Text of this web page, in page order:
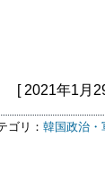
[ 2021年1月
ゴリ： 韓国政治・